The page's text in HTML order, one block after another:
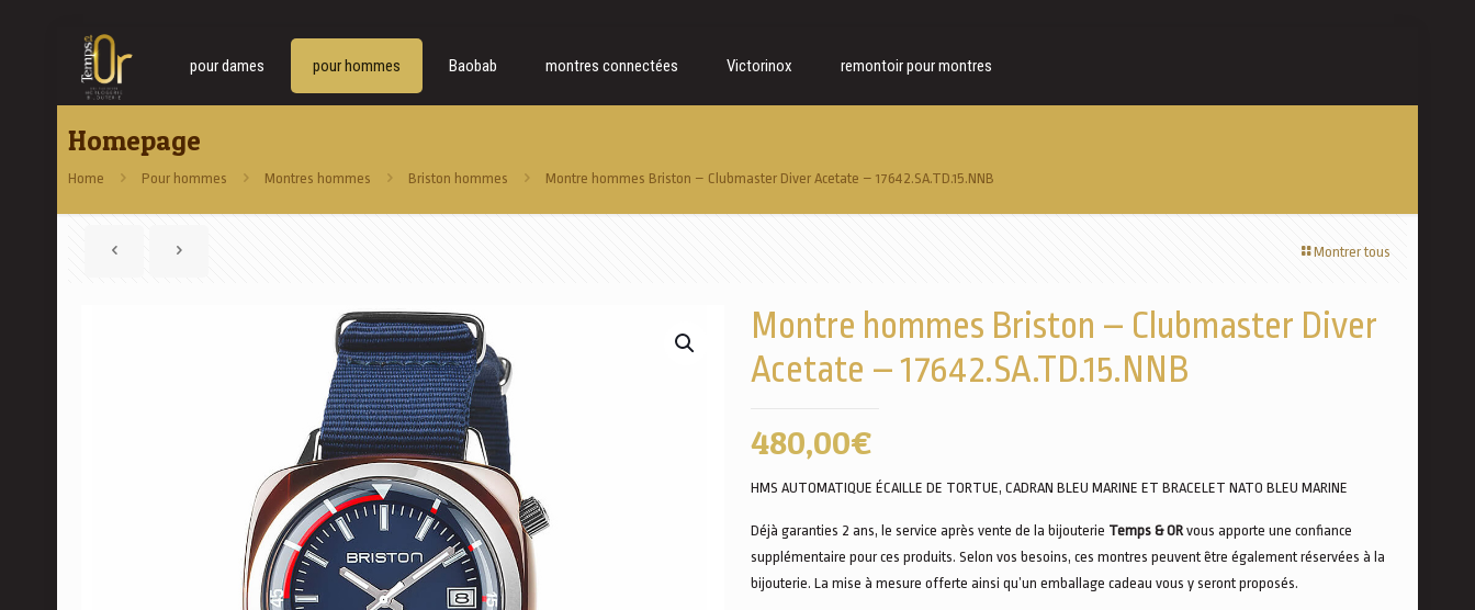
pour dames pour hommes Baobab montres connectées Victorinox remontoir pour montres
Homepage
Home Pour hommes Montres hommes Briston hommes Montre hommes Briston – Clubmaster Diver Acetate – 17642.SA.TD.15.NNB
Montrer tous
Montre hommes Briston – Clubmaster Diver
Acetate – 17642.SA.TD.15.NNB
480,00€
HMS AUTOMATIQUE ÉCAILLE DE TORTUE, CADRAN BLEU MARINE ET BRACELET NATO BLEU MARINE
Déjà garanties 2 ans, le service après vente de la bijouterie Temps & ORvous apporte une confiance
supplémentaire pour ces produits. Selon vos besoins, ces montres peuvent être également réservées à la
bijouterie. La mise à mesure offerte ainsi qu’un emballage cadeau vous y seront proposés.